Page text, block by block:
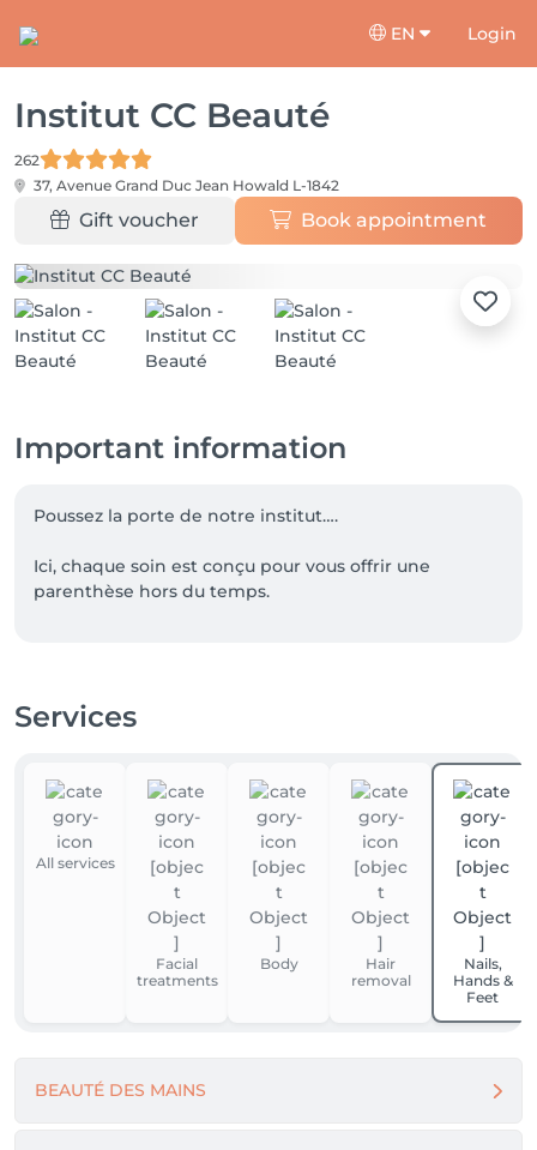
EN Login
Institut CC Beauté
262
37, Avenue Grand Duc Jean Howald L-1842
Gift voucher Book appointment
Important information
Poussez la porte de notre institut….
Ici, chaque soin est conçu pour vous offrir une
parenthèse hors du temps.
On ne vous dit pas tout…
Le reste… venez le découvrir 🤍
Services
All services
Facial
treatments
Body
Hair
removal
Nails,
Hands &
Feet
BEAUTÉ DES MAINS